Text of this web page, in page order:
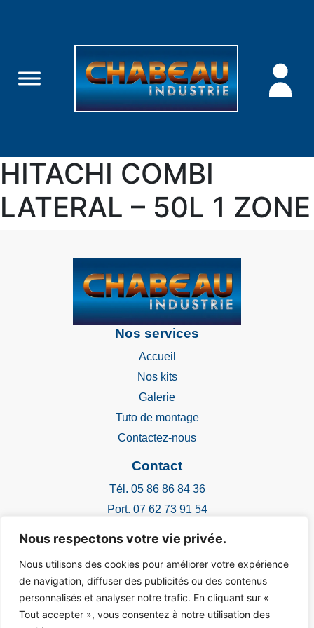
Nous respectons votre vie privée.
Nous utilisons des cookies pour améliorer votre expérience
de navigation, diffuser des publicités ou des contenus
personnalisés et analyser notre trafic. En cliquant sur «
Tout accepter », vous consentez à notre utilisation des
HITACHI COMBI
LATERAL – 50L 1 ZONE
Nos services
Accueil
Nos kits
Galerie
Tuto de montage
Contactez-nous
Contact
Tél. 05 86 86 84 36
Port. 07 62 73 91 54
2 impasse de la margot
16110 La Rochefoucauld-en-Angoumois